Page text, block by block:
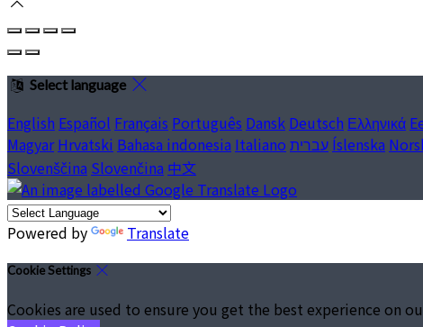
Select language
English Español Français Português Dansk Deutsch Ελληνικά
Magyar Hrvatski Bahasa indonesia Italiano עברית Íslenska
Slovenščina Slovenčina 中文
Powered by Translate
Cookie Settings
Cookies are used to ensure you get the best experience on